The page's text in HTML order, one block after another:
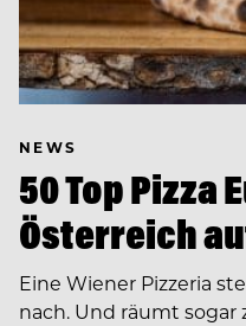
NEWS
50 Top Pizza
Österreich
Eine Wiener Pizzeria
nach. Und räumt sogar